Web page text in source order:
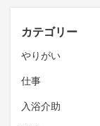
カテゴリー
やりがい
仕事
入浴介助